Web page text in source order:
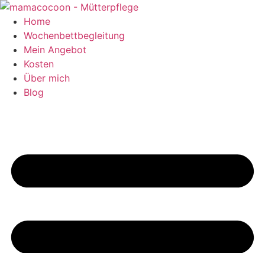
Zum
Inhalt
springen
Home
Wochenbettbegleitung
Mein Angebot
Kosten
Über mich
Blog